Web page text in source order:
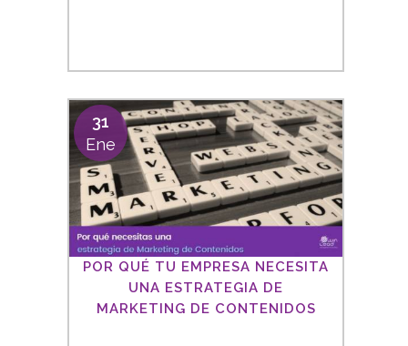
31
Ene
POR QUÉ TU EMPRESA NECESITA
UNA ESTRATEGIA DE
MARKETING DE CONTENIDOS